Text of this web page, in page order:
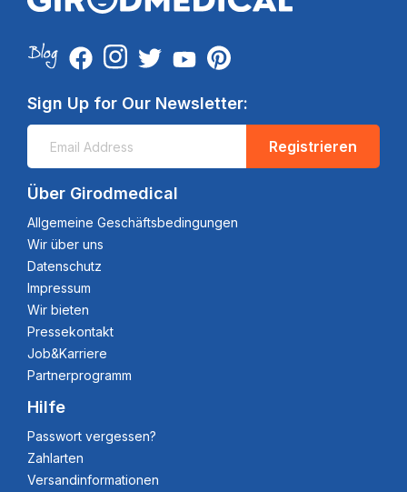
Sign Up for Our Newsletter:
Registrieren
Über Girodmedical
Allgemeine Geschäftsbedingungen
Wir über uns
Datenschutz
Impressum
Wir bieten
Pressekontakt
Job&Karriere
Partnerprogramm
Hilfe
Passwort vergessen?
Zahlarten
Versandinformationen